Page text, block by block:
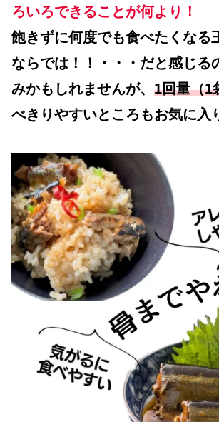
ろいろできることが何より！
飽きずに何度でも食べたくなる
ならでは！！・・・だと感じる
みかもしれませんが、 1回量（1
べきりやすいところもお気に入